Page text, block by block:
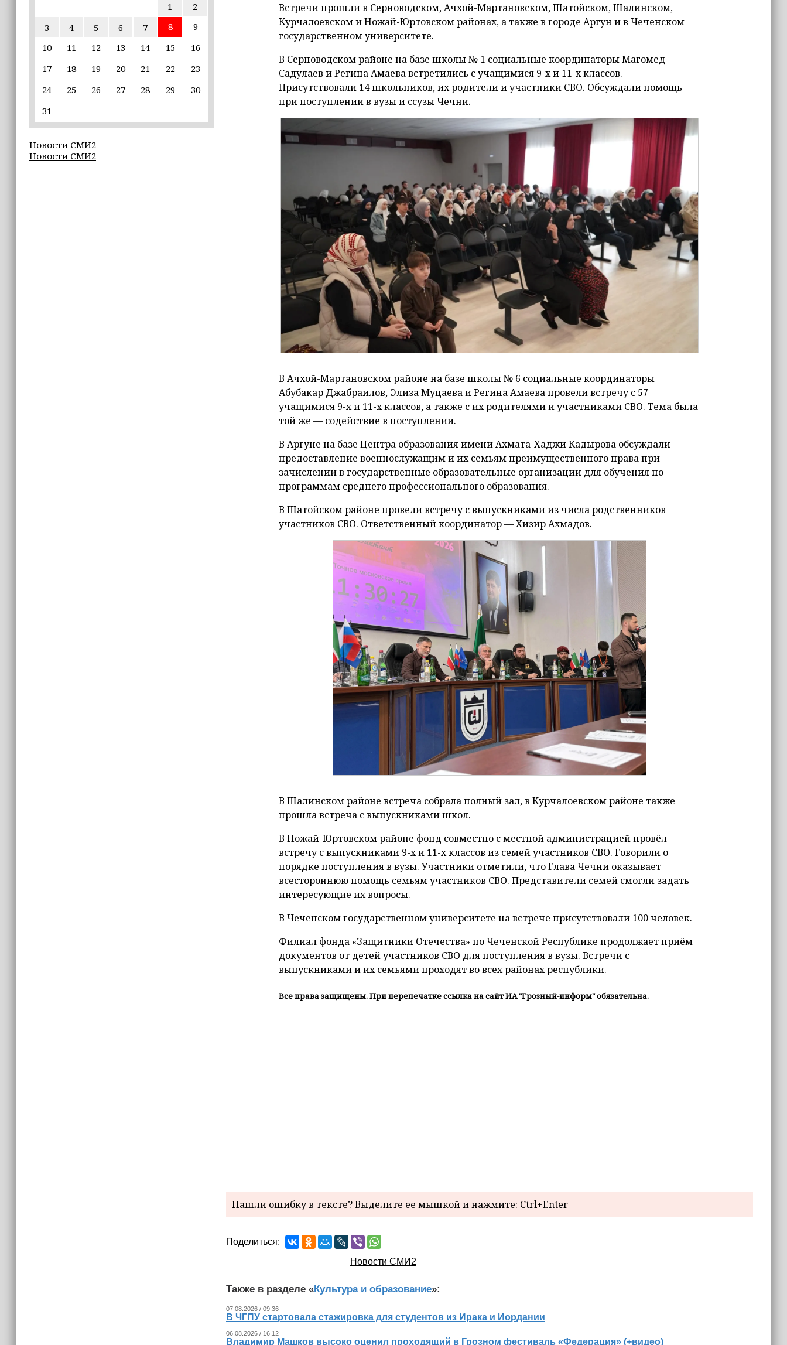
Из бюджета Чечни дополнительно
выделено 505 млн рублей
пострадавшим от паводков
15:35
— стать большой
Избирательные участки Шатоя
готовы к приёму голосов
1
2
3
4 5 6 7 8
9
10
11 12 13 14 15
16
17
18 19 20 21 22
23
24
25 26 27 28 29
30
31
Новости СМИ2
Новости СМИ2
Встречи прошли в Серноводском, Ачхой-Мартановском, Шатойском, Шалинском,
Курчалоевском и Ножай-Юртовском районах, а также в городе Аргун и в Чеченском
государственном университете.
В Серноводском районе на базе школы № 1 социальные координаторы Магомед
Садулаев и Регина Амаева встретились с учащимися 9-х и 11-х классов.
Присутствовали 14 школьников, их родители и участники СВО. Обсуждали помощь
при поступлении в вузы и ссузы Чечни.
В Ачхой-Мартановском районе на базе школы № 6 социальные координаторы
Абубакар Джабраилов, Элиза Муцаева и Регина Амаева провели встречу с 57
учащимися 9-х и 11-х классов, а также с их родителями и участниками СВО. Тема была
той же — содействие в поступлении.
В Аргуне на базе Центра образования имени Ахмата-Хаджи Кадырова обсуждали
предоставление военнослужащим и их семьям преимущественного права при
зачислении в государственные образовательные организации для обучения по
программам среднего профессионального образования.
В Шатойском районе провели встречу с выпускниками из числа родственников
участников СВО. Ответственный координатор — Хизир Ахмадов.
В Шалинском районе встреча собрала полный зал, в Курчалоевском районе также
прошла встреча с выпускниками школ.
В Ножай-Юртовском районе фонд совместно с местной администрацией провёл
встречу с выпускниками 9-х и 11-х классов из семей участников СВО. Говорили о
порядке поступления в вузы. Участники отметили, что Глава Чечни оказывает
всестороннюю помощь семьям участников СВО. Представители семей смогли задать
интересующие их вопросы.
В Чеченском государственном университете на встрече присутствовали 100 человек.
Филиал фонда «Защитники Отечества» по Чеченской Республике продолжает приём
документов от детей участников СВО для поступления в вузы. Встречи с
выпускниками и их семьями проходят во всех районах республики.
Все права защищены. При перепечатке ссылка на сайт ИА "Грозный-информ" обязательна.
Нашли ошибку в тексте? Выделите ее мышкой и нажмите: Ctrl+Enter
Поделиться:
Новости СМИ2
Также в разделе «Культура и образование»:
07.08.2026 / 09.36
В ЧГПУ стартовала стажировка для студентов из Ирака и Иордании
06.08.2026 / 16.12
Владимир Машков высоко оценил проходящий в Грозном фестиваль «Федерация» (+видео)